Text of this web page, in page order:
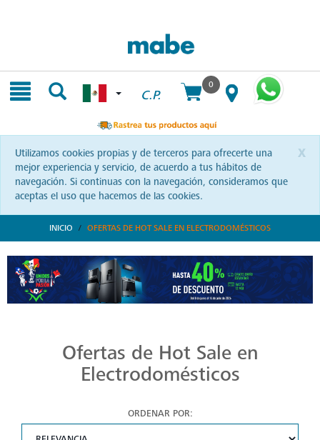
C.P.
0
x
Utilizamos cookies propias y de terceros para ofrecerte una
mejor experiencia y servicio, de acuerdo a tus hábitos de
navegación. Si continuas con la navegación, consideramos que
aceptas el uso que hacemos de las cookies.
INICIO OFERTAS DE HOT SALE EN ELECTRODOMÉSTICOS
Ofertas de Hot Sale en
Electrodomésticos
ORDENAR POR: